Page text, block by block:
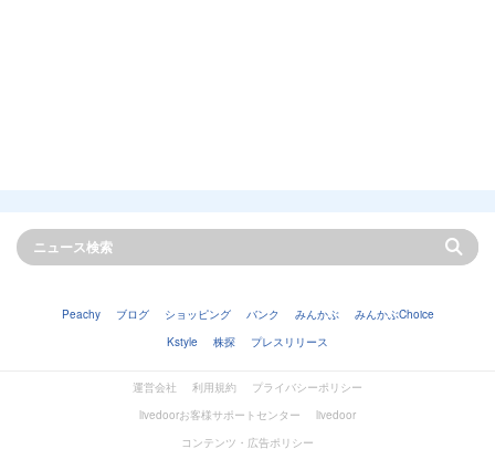
Peachy ブログ ショッピング バンク みんかぶ
みんかぶChoice
Kstyle
株探 プレスリリース
運営会社 利用規約
プライバシーポリシー
livedoorお客様サポートセンター
livedoor
コンテンツ・広告ポリシー